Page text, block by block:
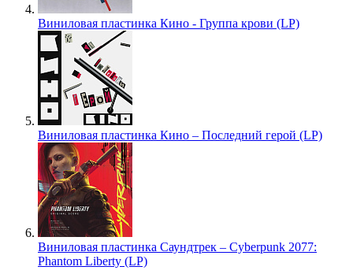
Виниловая пластинка Кино - Группа крови (LP)
Виниловая пластинка Кино – Последний герой (LP)
Виниловая пластинка Саундтрек – Cyberpunk 2077:
Phantom Liberty (LP)